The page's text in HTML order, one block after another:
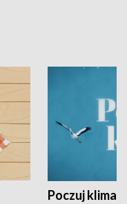
Poczuj klimat